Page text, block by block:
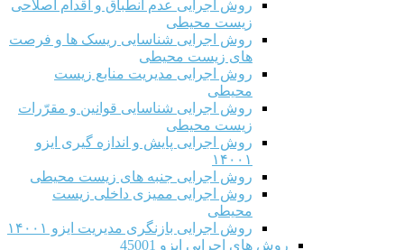
روش اجرایی عدم انطباق و اقدام اصلاحی
زیست محیطی
روش اجرایی شناسایی ریسک ها و فرصت
های زیست محیطی
روش اجرایی مدیریت منابع زیست
محیطی
روش اجرایی شناسایی قوانین و مقرّرات
زیست محیطی
روش اجرایی پایش و اندازه گیری ایزو
۱۴۰۰۱
روش اجرایی جنبه های زیست محیطی
روش اجرایی ممیزی داخلی زیست
محیطی
روش اجرایی بازنگری مدیریت ایزو ۱۴۰۰۱
روش های اجرایی ایزو 45001